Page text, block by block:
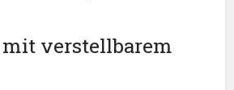
verstellbarem